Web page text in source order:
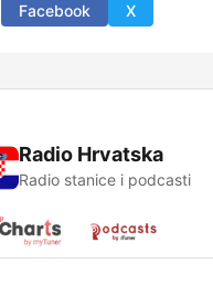
Facebook X
Radio Hrvatska
Radio stanice i podcasti